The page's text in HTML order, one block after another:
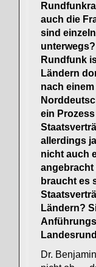
auch die
sind
Rundfunk
Ländern
nach
ein
allerdings
nicht auch
angebracht
braucht es
Ländern?
Dr.